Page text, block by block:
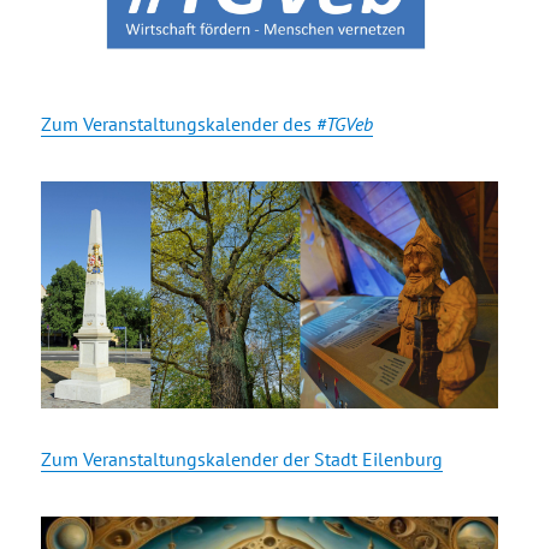
Zum Veranstaltungskalender des #TGVeb
Zum Veranstaltungskalender der Stadt Eilenburg